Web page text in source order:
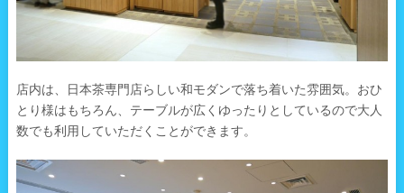
店内は、日本茶専門店らしい和モダンで落ち着いた雰囲気。おひ
とり様はもちろん、テーブルが広くゆったりとしているので大人
数でも利用していただくことができます。